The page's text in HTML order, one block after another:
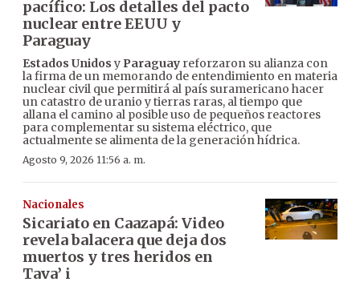
pacífico: Los detalles del pacto
nuclear entre EEUU y
Paraguay
Estados Unidos y Paraguay reforzaron su alianza con
la firma de un memorando de entendimiento en materia
nuclear civil que permitirá al país suramericano hacer
un catastro de uranio y tierras raras, al tiempo que
allana el camino al posible uso de pequeños reactores
para complementar su sistema eléctrico, que
actualmente se alimenta de la generación hídrica.
Agosto 9, 2026 11:56 a. m.
Nacionales
Sicariato en Caazapá: Video
revela balacera que deja dos
muertos y tres heridos en
Tava’ i